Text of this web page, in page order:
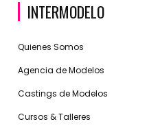
INTERMODELO
Quienes Somos
Agencia de Modelos
Castings de Modelos
Cursos & Talleres